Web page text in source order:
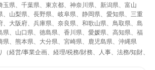
玉県、千葉県、東京都、神奈川県、新潟県、富山
、山梨県、長野県、岐阜県、静岡県、愛知県、三重
、大阪府、兵庫県、奈良県、和歌山県、鳥取県、島
県、山口県、徳島県、香川県、愛媛県、高知県、福
県、熊本県、大分県、宮崎県、鹿児島県、沖縄県
（経営/事業企画、経理/税務/財務、人事、法務/知財、